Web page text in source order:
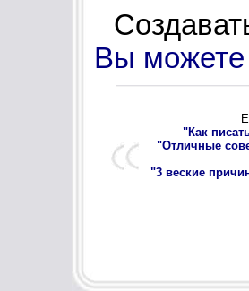
Вы можете
"Как
"Отличные
"3 веские